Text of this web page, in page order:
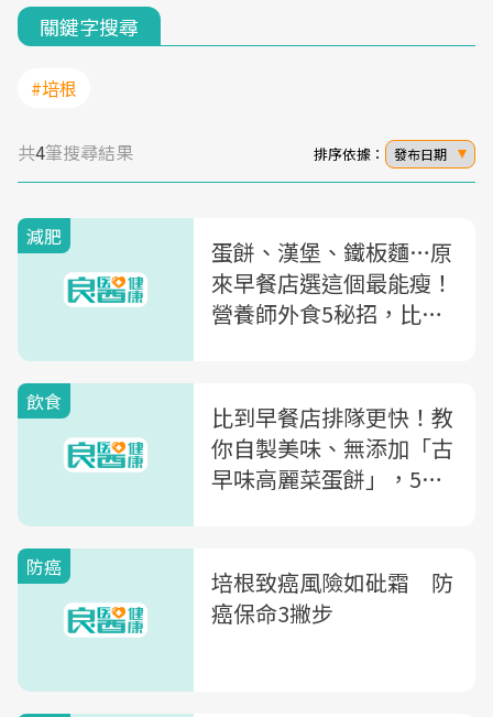
關鍵字搜尋
#培根
共4筆搜尋結果 排序依據： 發布日期
減肥
蛋餅、漢堡、鐵板麵…原
來早餐店選這個最能瘦！
營養師外食5秘招，比減
飲食
比到早餐店排隊更快！教
你自製美味、無添加「古
早味高麗菜蛋餅」，5分
防癌
培根致癌風險如砒霜 防
癌保命3撇步